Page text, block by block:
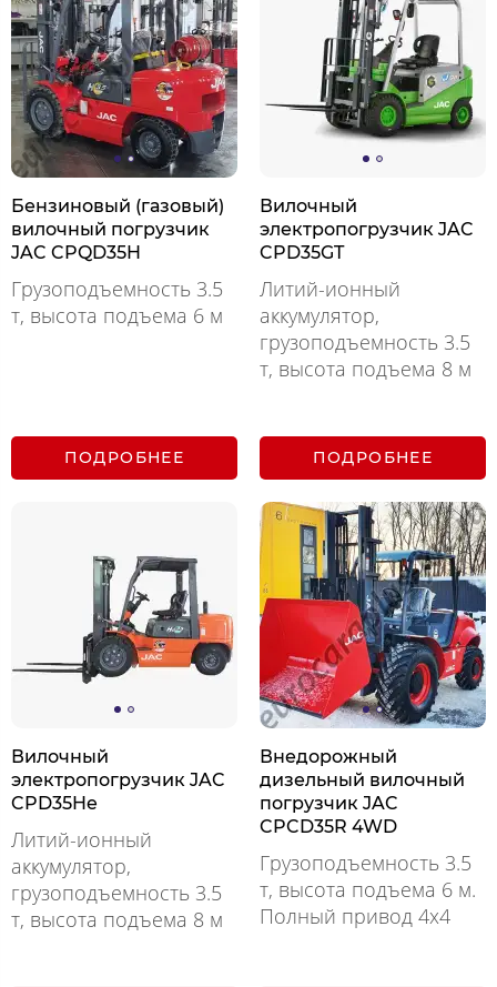
Бензиновый (газовый)
вилочный погрузчик
JAC CPQD35H
Грузоподъемность 3.5
т, высота подъема 6 м
ПОДРОБНЕЕ
Вилочный
электропогрузчик JAC
CPD35GT
Литий-ионный
аккумулятор,
грузоподъемность 3.5
т, высота подъема 8 м
ПОДРОБНЕЕ
Вилочный
электропогрузчик JAC
CPD35He
Литий-ионный
аккумулятор,
грузоподъемность 3.5
т, высота подъема 8 м
Внедорожный
дизельный вилочный
погрузчик JAC
CPCD35R 4WD
Грузоподъемность 3.5
т, высота подъема 6 м.
Полный привод 4х4